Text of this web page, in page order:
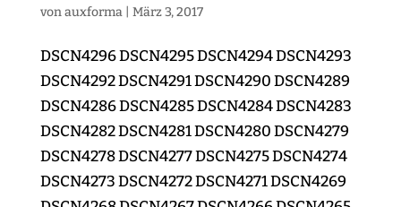
vonauxforma| März 3, 2017
DSCN4296 DSCN4295 DSCN4294 DSCN4293
DSCN4292 DSCN4291 DSCN4290 DSCN4289
DSCN4286 DSCN4285 DSCN4284 DSCN4283
DSCN4282 DSCN4281 DSCN4280 DSCN4279
DSCN4278 DSCN4277 DSCN4275 DSCN4274
DSCN4273 DSCN4272 DSCN4271 DSCN4269